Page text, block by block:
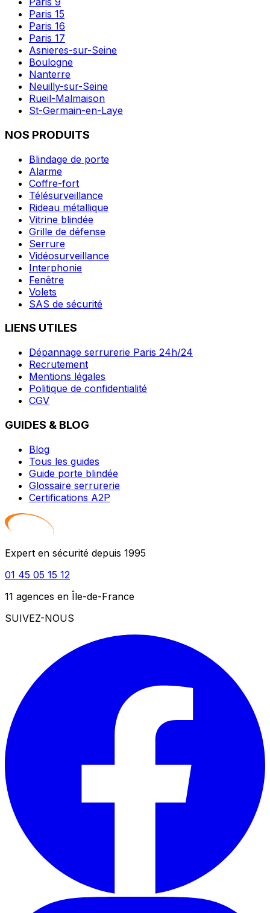
Paris 15
Paris 16
Paris 17
Asnieres-sur-Seine
Boulogne
Nanterre
Neuilly-sur-Seine
Rueil-Malmaison
St-Germain-en-Laye
NOS PRODUITS
Blindage de porte
Alarme
Coffre-fort
Télésurveillance
Rideau métallique
Vitrine blindée
Grille de défense
Serrure
Vidéosurveillance
Interphonie
Fenêtre
Volets
SAS de sécurité
LIENS UTILES
Dépannage serrurerie Paris 24h/24
Recrutement
Mentions légales
Politique de confidentialité
CGV
GUIDES & BLOG
Blog
Tous les guides
Guide porte blindée
Glossaire serrurerie
Certifications A2P
Expert en sécurité depuis 1995
01 45 05 15 12
11 agences en Île-de-France
SUIVEZ-NOUS